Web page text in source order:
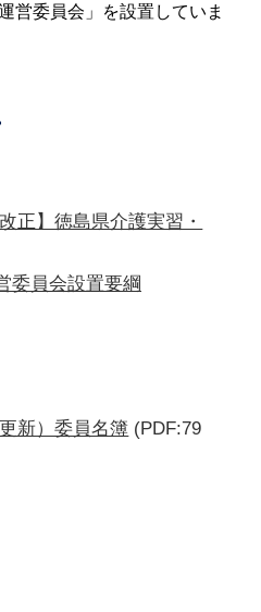
営委員会」を設置していま
改正】徳島県介護実習・
委員会設置要綱
更新）委員名簿 (PDF:79